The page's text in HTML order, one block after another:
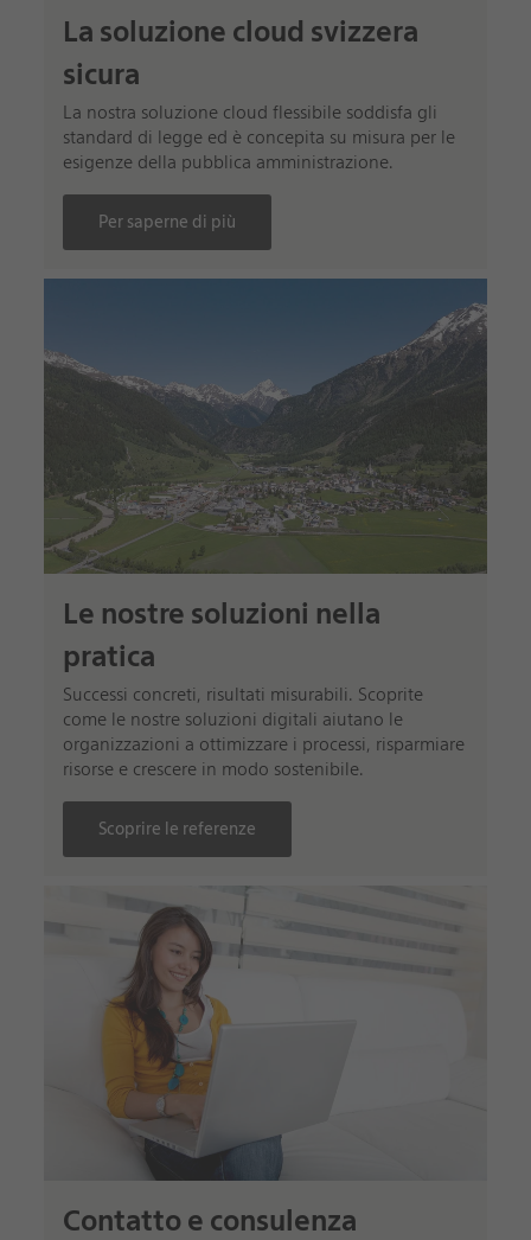
La soluzione cloud svizzera
sicura
La nostra soluzione cloud flessibile soddisfa gli
standard di legge ed è concepita su misura per le
esigenze della pubblica amministrazione.
Per saperne di più
Le nostre soluzioni nella
pratica
Successi concreti, risultati misurabili. Scoprite
come le nostre soluzioni digitali aiutano le
organizzazioni a ottimizzare i processi, risparmiare
risorse e crescere in modo sostenibile.
Scoprire le referenze
Contatto e consulenza